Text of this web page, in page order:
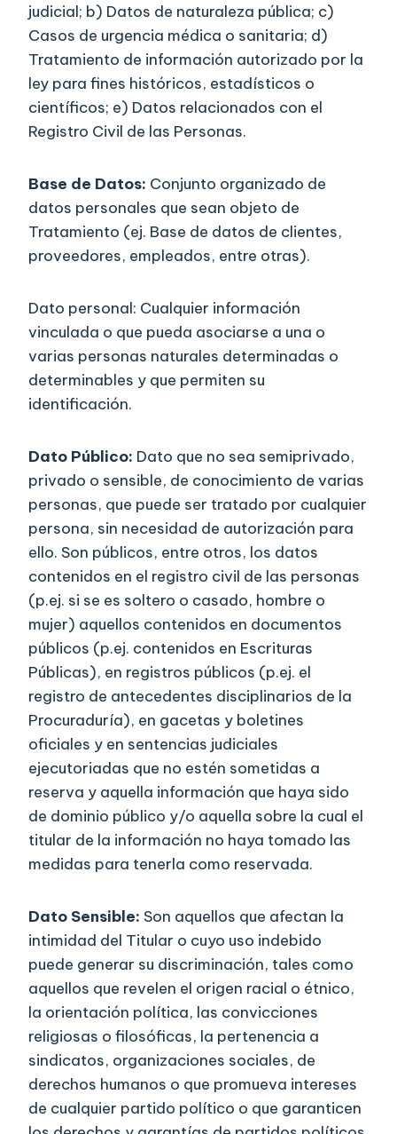
judicial; b) Datos de naturaleza pública; c)
Casos de urgencia médica o sanitaria; d)
Tratamiento de información autorizado por la
ley para fines históricos, estadísticos o
científicos; e) Datos relacionados con el
Registro Civil de las Personas.
Base de Datos: Conjunto organizado de
datos personales que sean objeto de
Tratamiento (ej. Base de datos de clientes,
proveedores, empleados, entre otras).
Dato personal: Cualquier información
vinculada o que pueda asociarse a una o
varias personas naturales determinadas o
determinables y que permiten su
identificación.
Dato Público: Dato que no sea semiprivado,
privado o sensible, de conocimiento de varias
personas, que puede ser tratado por cualquier
persona, sin necesidad de autorización para
ello. Son públicos, entre otros, los datos
contenidos en el registro civil de las personas
(p.ej. si se es soltero o casado, hombre o
mujer) aquellos contenidos en documentos
públicos (p.ej. contenidos en Escrituras
Públicas), en registros públicos (p.ej. el
registro de antecedentes disciplinarios de la
Procuraduría), en gacetas y boletines
oficiales y en sentencias judiciales
ejecutoriadas que no estén sometidas a
reserva y aquella información que haya sido
de dominio público y/o aquella sobre la cual el
titular de la información no haya tomado las
medidas para tenerla como reservada.
Dato Sensible: Son aquellos que afectan la
intimidad del Titular o cuyo uso indebido
puede generar su discriminación, tales como
aquellos que revelen el origen racial o étnico,
la orientación política, las convicciones
religiosas o filosóficas, la pertenencia a
sindicatos, organizaciones sociales, de
derechos humanos o que promueva intereses
de cualquier partido político o que garanticen